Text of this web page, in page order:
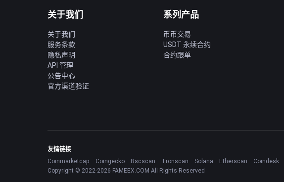
关于我们
关于我们
服务条款
隐私声明
API 管理
公告中心
官方渠道验证
系列产品
币币交易
USDT 永续合约
合约跟单
友情链接
Coinmarketcap
Coingecko Bscscan Tronscan Solana Etherscan Coindesk
Copyright © 2022-2026 FAMEEX.COM All Rights Reserved